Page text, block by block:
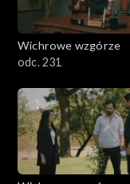
Wichrowe wzgórze
odc. 231